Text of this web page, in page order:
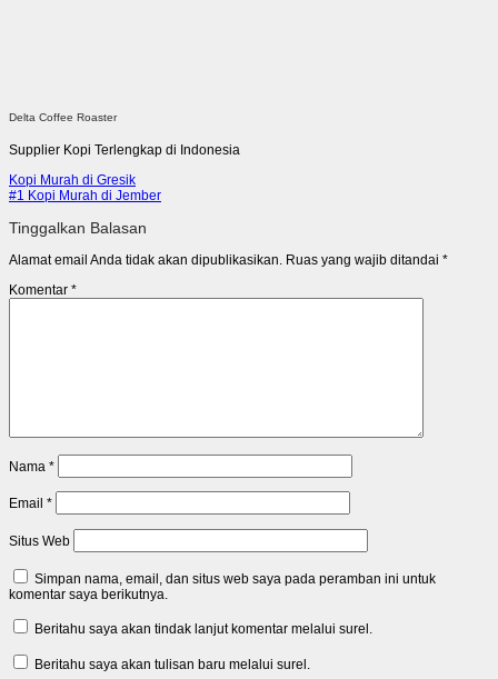
Delta Coffee Roaster
Supplier Kopi Terlengkap di Indonesia
Kopi Murah di Gresik
#1 Kopi Murah di Jember
Tinggalkan Balasan
Alamat email Anda tidak akan dipublikasikan. Ruas yang wajib ditandai *
Komentar *
Nama *
Email *
Situs Web
Simpan nama, email, dan situs web saya pada peramban ini untuk
komentar saya berikutnya.
Beritahu saya akan tindak lanjut komentar melalui surel.
Beritahu saya akan tulisan baru melalui surel.